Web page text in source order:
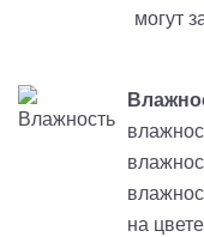
могут
на